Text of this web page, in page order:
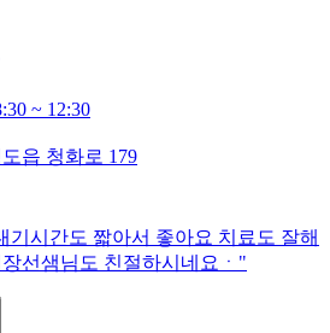
~ 12:30
읍 청화로 179
기시간도 짧아서 좋아요 치료도 잘해
선샘님도 친절하시네요ㆍ "